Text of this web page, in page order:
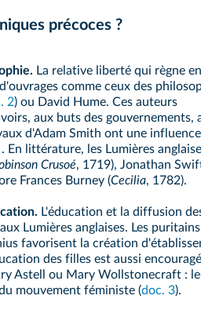
précoces ?
La relative liberté qui règne en
comme ceux des
2) ou David Hume. Ces auteurs
aux buts des gouvernements,
d'Adam Smith ont une influence
. En littérature, les Lumières
Crusoé, 1719), Jonathan
Frances Burney (Cecilia, 1782).
L'éducation et la diffusion
Lumières anglaises. Les puritains
favorisent la création
des filles est aussi
Astell ou Mary Wollstonecraft :
mouvement féministe (doc. 3).